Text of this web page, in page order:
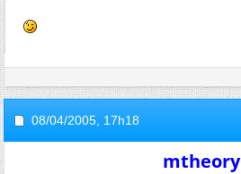
08/04/2005, 17h18
mtheory